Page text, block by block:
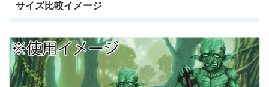
サイズ比較イメージ